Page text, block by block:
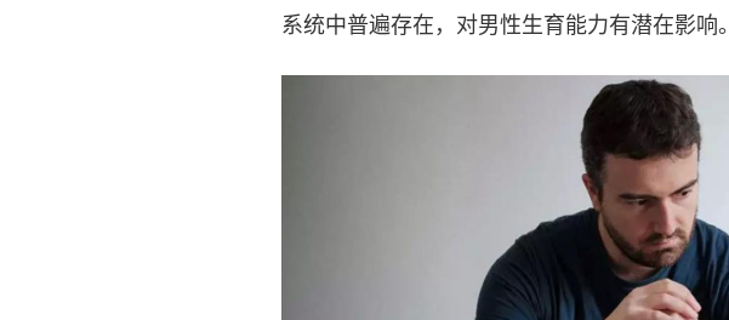
系统中普遍存在，对男性生育能力有潜在影响。